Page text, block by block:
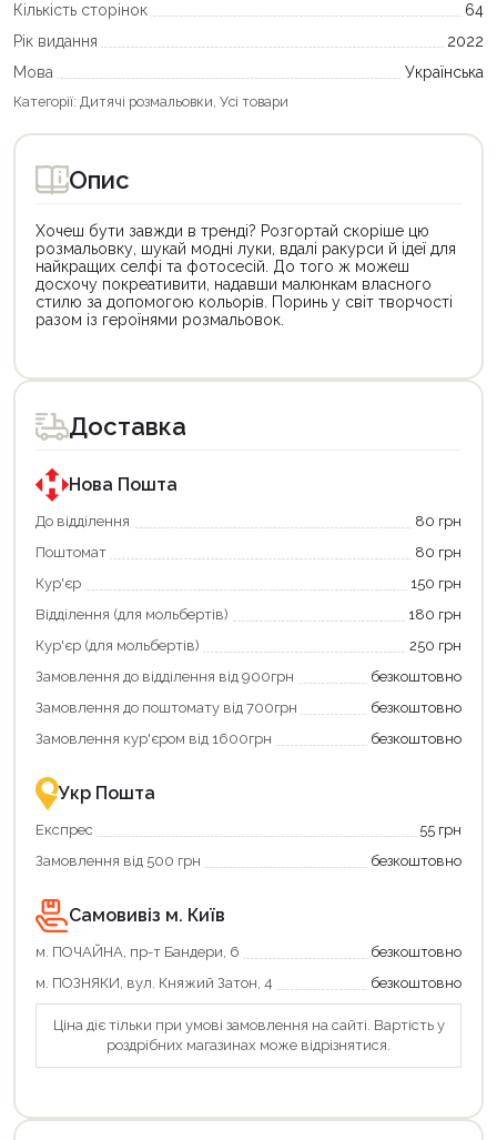
Кількість сторінок
64
Рік видання
2022
Мова
Українська
Категорії: Дитячі розмальовки, Усі товари
Опис
Хочеш бути завжди в тренді? Розгортай скоріше цю
розмальовку, шукай модні луки, вдалі ракурси й ідеї для
найкращих селфі та фотосесій. До того ж можеш
досхочу покреативити, надавши малюнкам власного
стилю за допомогою кольорів. Поринь у світ творчості
разом із героїнями розмальовок.
товар
для
покупки
державною
програмою
єКнига.
Використовуйте
карту
щоб
зекономити
та
отримати
переваги!
картою
єКнига
–
зручно
та
вигідно!
товар
для
покупки
державною
програмою
«Національний
кешбек».
покупку
«Національний
кешбек»
та
отримуйте
повернення
Економте
більше
разом
державною
підтримкою!
Доставка
Нова Пошта
До відділення
80 грн
Поштомат
80 грн
Кур'єр
150 грн
Відділення (для мольбертів)
180 грн
Кур'єр (для мольбертів)
250 грн
Замовлення до відділення від 900грн
безкоштовно
Замовлення до поштомату від 700грн
безкоштовно
Замовлення кур'єром від 1600грн
безкоштовно
Укр Пошта
Експрес
55 грн
Замовлення від 500 грн
безкоштовно
Самовивіз м. Київ
м. ПОЧАЙНА, пр-т Бандери, 6
безкоштовно
м. ПОЗНЯКИ, вул. Княжий Затон, 4
безкоштовно
Ціна діє тільки при умові замовлення на сайті. Вартість у
роздрібних магазинах може відрізнятися.